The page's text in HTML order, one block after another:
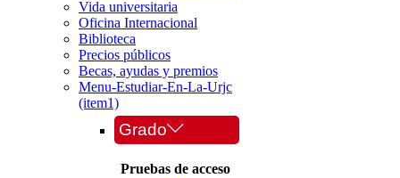
Vida universitaria
Oficina Internacional
Biblioteca
Precios públicos
Becas, ayudas y premios
Menu-Estudiar-En-La-Urjc
(item1)
Grado
Pruebas de acceso